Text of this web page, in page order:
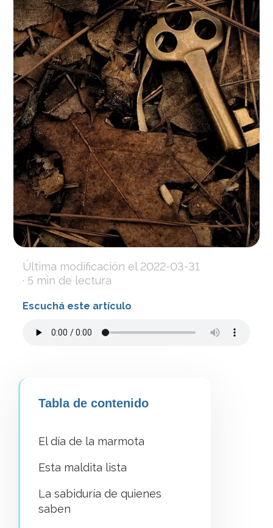
Última modificación el 2022-03-31
· 5 min de lectura
Escuchá este artículo
Tabla de contenido
El día de la marmota
Esta maldita lista
La sabiduría de quienes
saben